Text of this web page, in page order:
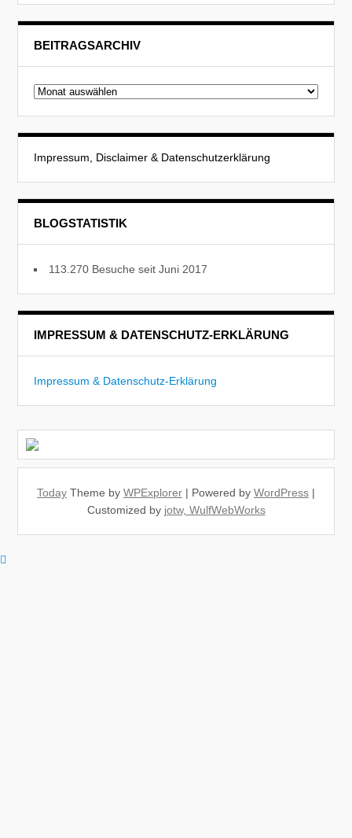
BEITRAGSARCHIV
Beitragsarchiv
Impressum, Disclaimer & Datenschutzerklärung
BLOGSTATISTIK
113.270 Besuche seit Juni 2017
IMPRESSUM & DATENSCHUTZ-ERKLÄRUNG
Impressum & Datenschutz-Erklärung
Today Theme by WPExplorer | Powered by WordPress |
Customized by jotw, WulfWebWorks